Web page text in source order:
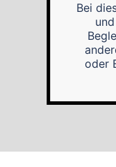
Bei
oder